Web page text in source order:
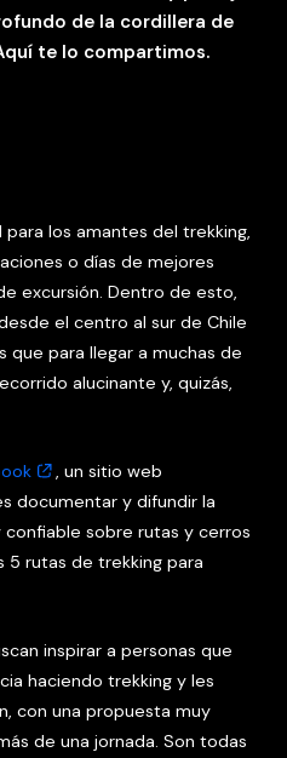
de la cordillera de
te lo compartimos.
los amantes del trekking,
o días de mejores
excursión. Dentro de esto,
el centro al sur de Chile
que para llegar a muchas de
alucinante y, quizás,
, un sitio web
documentar y difundir la
sobre rutas y cerros
5 rutas de trekking para
inspirar a personas que
haciendo trekking y les
con una propuesta muy
de una jornada. Son todas